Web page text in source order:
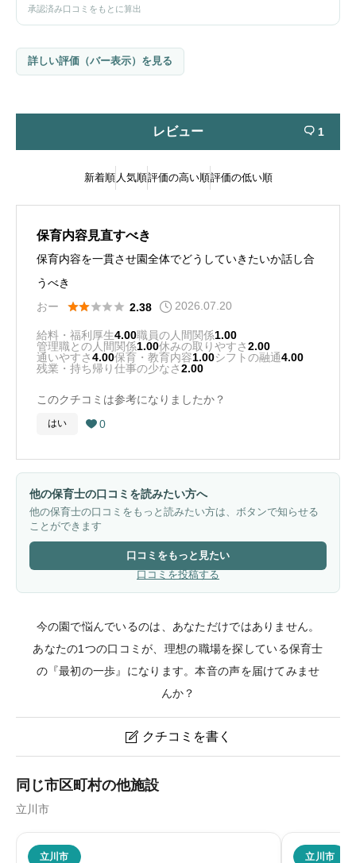
承認済み口コミをもとに算出
詳しい評価（バー表示）を見る
レビュー  1
新着順 人気順評価の高い順評価の低い順
保育内容見直すべき
保育内容を一貫させ園全体でどうしていきたいか話し合
うべき
おー
 2.38 2026.07.20
給料・福利厚生4.00職員の人間関係1.00
管理職との人間関係1.00休みの取りやすさ2.00
通いやすさ4.00保育・教育内容1.00シフトの融通4.00
残業・持ち帰り仕事の少なさ2.00
このクチコミは参考になりましたか？
はい  0
他の保育士の口コミを読みたい方へ
他の保育士の口コミをもっと読みたい方は、ボタンで知らせる
ことができます
口コミをもっと見たい
口コミを投稿する
今の園で悩んでいるのは、あなただけではありません。
あなたの1つの口コミが、理想の職場を探している保育士
の『最初の一歩』になります。本音の声を届けてみませ
んか？
 クチコミを書く
ニックネーム
同じ市区町村の他施設
立川市
立川市 立川市